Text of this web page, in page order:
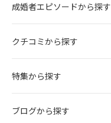
成婚者エピソードから探す
クチコミから探す
特集から探す
ブログから探す